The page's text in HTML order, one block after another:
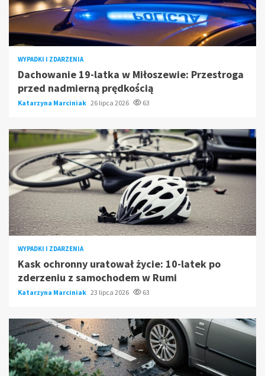
WYPADKI I ZDARZENIA
Dachowanie 19-latka w Miłoszewie: Przestroga
przed nadmierną prędkością
Katarzyna Marciniak 26 lipca 2026 63
WYPADKI I ZDARZENIA
Kask ochronny uratował życie: 10-latek po
zderzeniu z samochodem w Rumi
Katarzyna Marciniak 23 lipca 2026 63